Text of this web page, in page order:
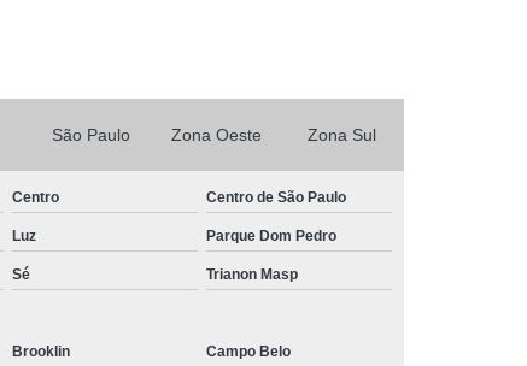
São Paulo Zona Oeste Zona Sul
Centro Centro de São Paulo
Luz Parque Dom Pedro
Sé Trianon Masp
Brooklin Campo Belo